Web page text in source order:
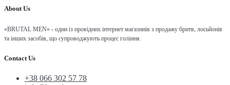
About Us
«BRUTAL MEN» - один із провідних інтернет магазинів з продажу бритв, лосьйонів
та інших засобів, що супроводжують процес гоління.
Contact Us
+38 066 302 57 78